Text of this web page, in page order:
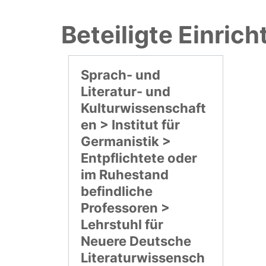
Beteiligte
Sprach- und
Literatur- und
Kulturwissenschaft
en > Institut für
Germanistik >
Entpflichtete oder
im Ruhestand
befindliche
Professoren >
Lehrstuhl für
Neuere Deutsche
Literaturwissensch